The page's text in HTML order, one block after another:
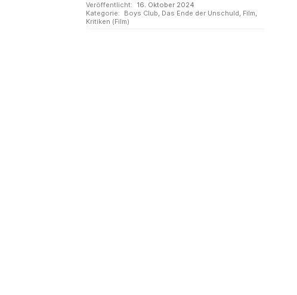
Veröffentlicht:
16. Oktober 2024
Kategorie:
Boys Club, Das Ende der Unschuld, Film,
Kritiken (Film)